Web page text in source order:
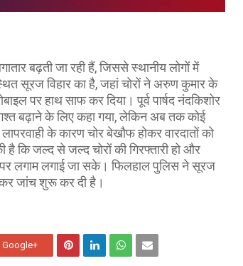
बढ़ती जा रही हैं, जिससे स्थानीय लोगों में
सूरज विहार का है, जहां चोरों ने अरुण कुमार के
पर हाथ साफ कर दिया। पूर्व पार्षद नंदकिशोर
बढ़ाने के लिए कहा गया, लेकिन अब तक कोई
के कारण चोर बेखौफ होकर वारदातों को
कि जल्द से जल्द चोरों की गिरफ्तारी हो और
लगाम लगाई जा सके। फिलहाल पुलिस ने सूरज
कर जांच शुरू कर दी है।
Google+